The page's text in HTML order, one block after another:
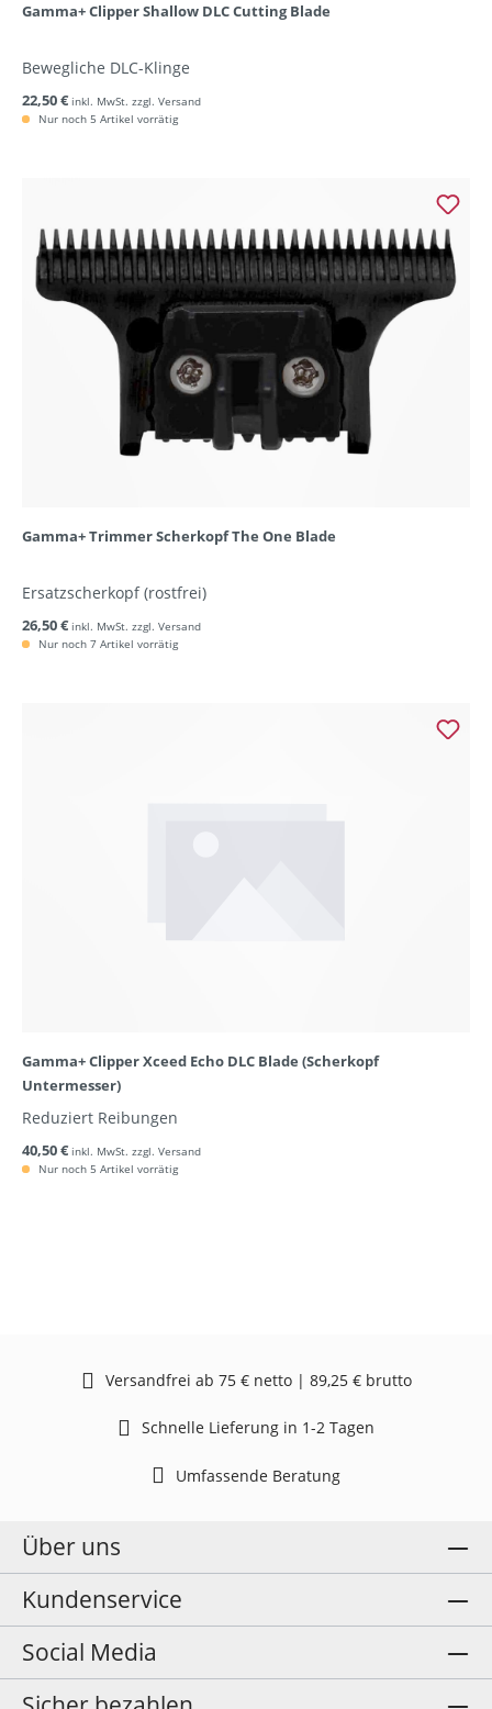
Gamma+ Clipper Shallow DLC Cutting Blade
Bewegliche DLC-Klinge
22,50 € inkl. MwSt. zzgl. Versand
Nur noch 5 Artikel vorrätig
Gamma+ Trimmer Scherkopf The One Blade
Ersatzscherkopf (rostfrei)
26,50 € inkl. MwSt. zzgl. Versand
Nur noch 7 Artikel vorrätig
Gamma+ Clipper Xceed Echo DLC Blade (Scherkopf
Untermesser)
Reduziert Reibungen
40,50 € inkl. MwSt. zzgl. Versand
Nur noch 5 Artikel vorrätig
Versandfrei ab 75 € netto | 89,25 € brutto
Schnelle Lieferung in 1-2 Tagen
Umfassende Beratung
Über uns
Kundenservice
Social Media